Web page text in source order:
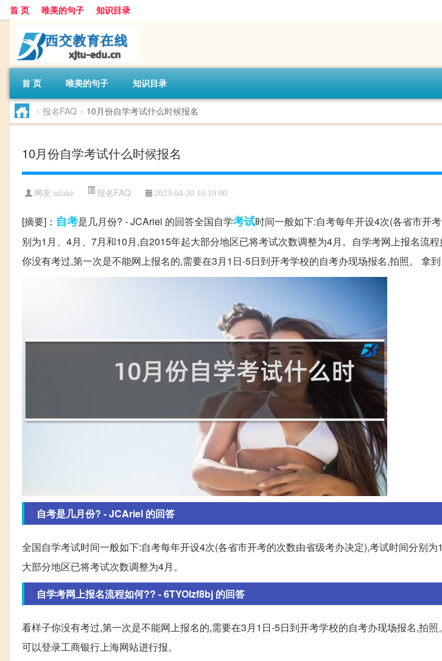
首 页 唯美的句子 知识目录
首 页 唯美的句子 知识目录
> 报名FAQ > 10月份自学考试什么时候报名
10月份自学考试什么时候报名
网友:sslake 报名FAQ 2023-04-20 16:19:00
[摘要]： 自考是几月份? - JCAriel 的回答全国自学考试时间一般如下:自考每年开设4次(各省市开
别为1月、4月、7月和10月,自2015年起大部分地区已将考试次数调整为4月。自学考网上报名流
你没有考过,第一次是不能网上报名的,需要在3月1日-5日到开考学校的自考办现场报名,拍照。 拿
自考是几月份? - JCAriel 的回答
全国自学考试时间一般如下:自考每年开设4次(各省市开考的次数由省级考办决定),考试时间分别
大部分地区已将考试次数调整为4月。
自学考网上报名流程如何?? - 6TYOlzf8bj 的回答
看样子你没有考过,第一次是不能网上报名的,需要在3月1日-5日到开考学校的自考办现场报名,拍
可以登录工商银行上海网站进行报。